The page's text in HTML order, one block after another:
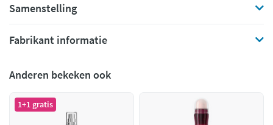
Samenstelling
Fabrikant informatie
Anderen bekeken ook
1+1 gratis